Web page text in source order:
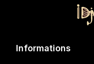
Informations